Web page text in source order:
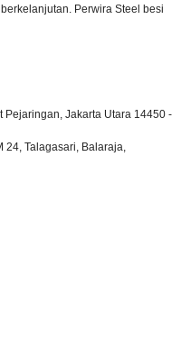
Perwira Steel besi
Pejaringan, Jakarta Utara 14450 -
24, Talagasari, Balaraja,